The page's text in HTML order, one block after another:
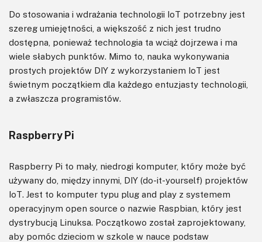
Do stosowania i wdrażania technologii IoT potrzebny jest
szereg umiejętności, a większość z nich jest trudno
dostępna, ponieważ technologia ta wciąż dojrzewa i ma
wiele słabych punktów. Mimo to, nauka wykonywania
prostych projektów DIY z wykorzystaniem IoT jest
świetnym początkiem dla każdego entuzjasty technologii,
a zwłaszcza programistów.
Raspberry Pi
Raspberry Pi to mały, niedrogi komputer, który może być
używany do, między innymi, DIY (do-it-yourself) projektów
IoT. Jest to komputer typu plug and play z systemem
operacyjnym open source o nazwie Raspbian, który jest
dystrybucją Linuksa. Początkowo został zaprojektowany,
aby pomóc dzieciom w szkole w nauce podstaw